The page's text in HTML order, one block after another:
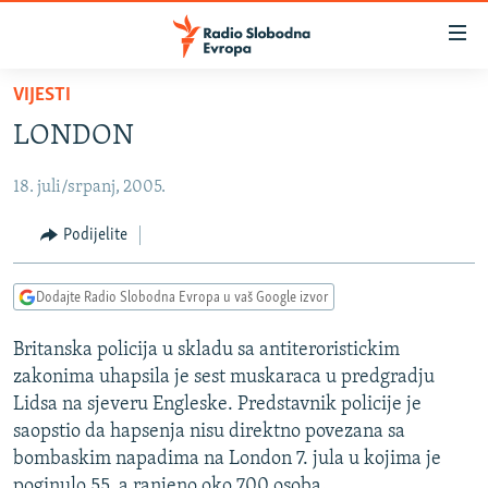
Pređite
glavni
Pređite
Pređite
pretragu
SRBIJA
KOSOVO
VIZUELNO
VIDEO
INFOGRAFIKE
PODCASTI
RAT U UKRAJINI
KINA NA BALKANU
RSE PRIČE IZ SVIJETA
VIJESTI
LONDON
18. juli/srpanj, 2005.
Podijelite
Dodajte Radio Slobodna Evropa u vaš Google izvor
Britanska policija u skladu sa antiteroristickim
zakonima uhapsila je sest muskaraca u predgradju
Lidsa na sjeveru Engleske. Predstavnik policije je
saopstio da hapsenja nisu direktno povezana sa
bombaskim napadima na London 7. jula u kojima je